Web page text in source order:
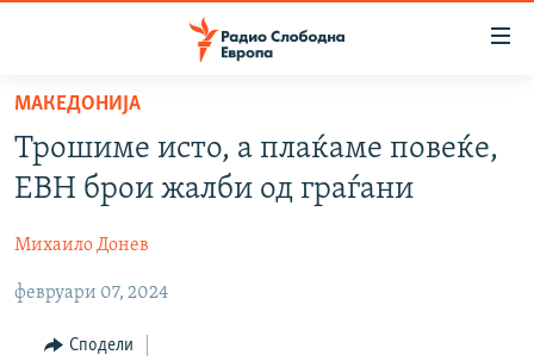
Оди
содржината
Оди
главната
Премини
СВЕТ
ВИЗУЕЛНО
ВЕСТИ
ШТО ТРЕБА ДА ЗНАЕТЕ
ПРИЈАВИ СЕ ЗА ЊУЗЛЕТЕР
МАКЕДОНИЈА
Трошиме исто, а плаќаме повеќе,
ЕВН брои жалби од граѓани
Михаило Донев
февруари 07, 2024
Сподели